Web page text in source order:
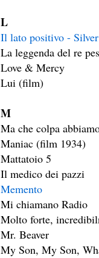
L
Il lato positivo -
La leggenda del re
Love & Mercy
Lui (film)
M
Ma che colpa
Maniac (film 1934)
Mattatoio 5
Il medico dei pazzi
Memento
Mi chiamano Radio
Molto forte,
Mr. Beaver
My Son, My Son,